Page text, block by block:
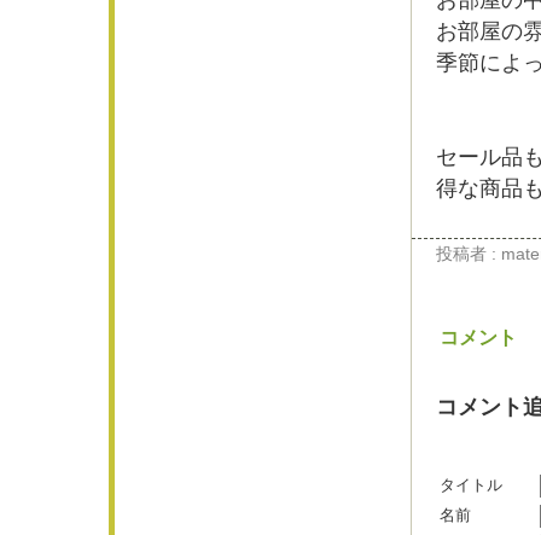
お部屋の
季節によ
セール品
得な商品
投稿者 :
コメント
コメント
タイトル
名前